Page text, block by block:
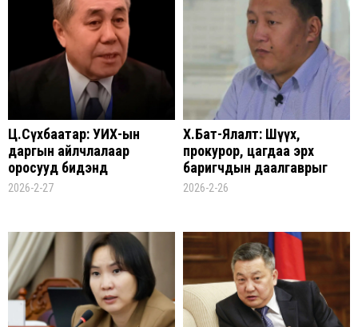
Ц.Сүхбаатар: УИХ-ын
даргын айлчлалаар
оросууд бидэнд
“Байрандаа байгаарай”
даргын айлчлалаар
оросууд бидэнд
“Байрандаа байгаарай”
гэсэн сануулга өглөө
2026-2-27
Х.Бат-Ялалт: Шүүх,
прокурор, цагдаа эрх
баригчдын даалгаврыг
биелүүлж, хуулийг
байна
2026-2-26